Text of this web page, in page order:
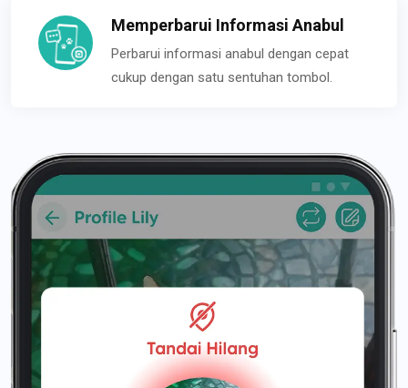
Memperbarui Informasi Anabul
Perbarui informasi anabul dengan cepat
cukup dengan satu sentuhan tombol.